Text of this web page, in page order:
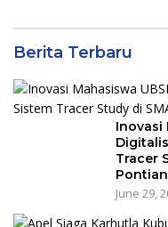
Berita Terbaru
Inovasi
Tracer
June 29,